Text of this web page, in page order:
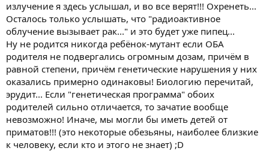
излучение я здесь услышал, и во все верят!!! Охренеть...
Осталось только услышать, что "радиоактивное
облучение вызывает рак..." и это будет уже пипец...
Ну не родится никогда ребёнок-мутант если ОБА
родителя не подвергались огромным дозам, причём в
равной степени, причём генетические нарушения у них
оказались примерно одинаковы! Биологию перечитай,
эрудит... Если "генетическая программа" обоих
родителей сильно отличается, то зачатие вообще
невозможно! Иначе, мы могли бы иметь детей от
приматов!!! (это некоторые обезьяны, наиболее близкие
к человеку, если кто и этого не знает) ;D